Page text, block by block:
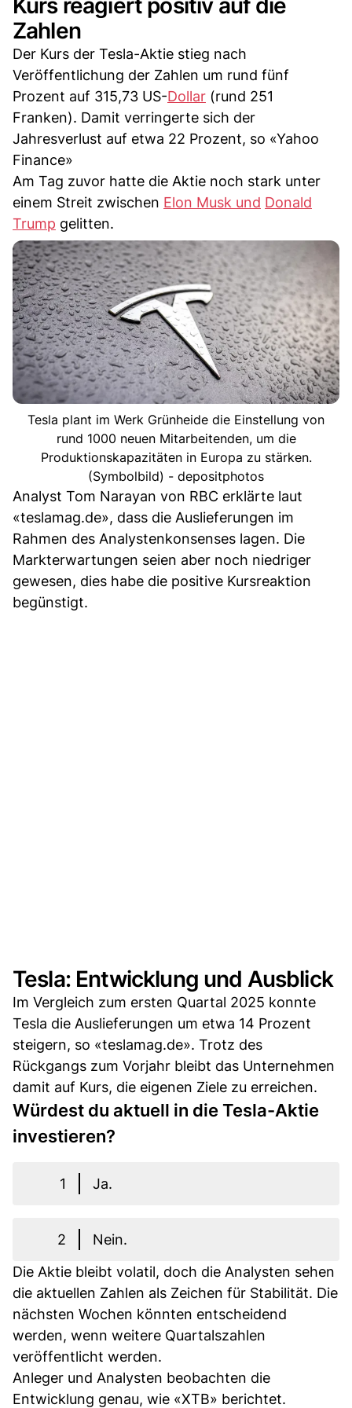
Zahlen
Der Kurs der Tesla-Aktie stieg nach
Veröffentlichung der Zahlen um rund fünf
Prozent auf 315,73 US-Dollar (rund 251
Franken). Damit verringerte sich der
Jahresverlust auf etwa 22 Prozent, so «Yahoo
Finance»
Am Tag zuvor hatte die Aktie noch stark unter
einem Streit zwischen Elon Musk und Donald
Trump gelitten.
Tesla plant im Werk Grünheide die Einstellung von
rund 1000 neuen Mitarbeitenden, um die
Produktionskapazitäten in Europa zu stärken.
(Symbolbild) - depositphotos
Analyst Tom Narayan von RBC erklärte laut
«teslamag.de», dass die Auslieferungen im
Rahmen des Analystenkonsenses lagen. Die
Markterwartungen seien aber noch niedriger
gewesen, dies habe die positive Kursreaktion
begünstigt.
Tesla: Entwicklung und Ausblick
Im Vergleich zum ersten Quartal 2025 konnte
Tesla die Auslieferungen um etwa 14 Prozent
steigern, so «teslamag.de». Trotz des
Rückgangs zum Vorjahr bleibt das Unternehmen
damit auf Kurs, die eigenen Ziele zu erreichen.
Würdest du aktuell in die Tesla-Aktie
investieren?
1 Ja.
2
Nein.
Die Aktie bleibt volatil, doch die Analysten sehen
die aktuellen Zahlen als Zeichen für Stabilität. Die
nächsten Wochen könnten entscheidend
werden, wenn weitere Quartalszahlen
veröffentlicht werden.
Anleger und Analysten beobachten die
Entwicklung genau, wie «XTB» berichtet.